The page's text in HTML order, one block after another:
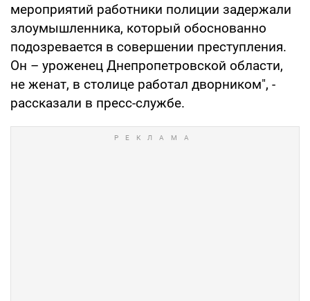
мероприятий работники полиции задержали
злоумышленника, который обоснованно
подозревается в совершении преступления.
Он – уроженец Днепропетровской области,
не женат, в столице работал дворником", -
рассказали в пресс-службе.